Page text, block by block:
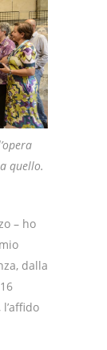
quello.
– ho
dalla